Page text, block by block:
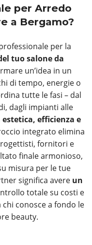
per Arredo
a Bergamo?
per la
tuo salone da
un’idea in un
di tempo, energie o
tutte le fasi – dal
dagli impianti alle
estetica, efficienza e
integrato elimina
fornitori e
finale armonioso,
misura per le tue
significa avere un
totale su costi e
conosce a fondo le
beauty.